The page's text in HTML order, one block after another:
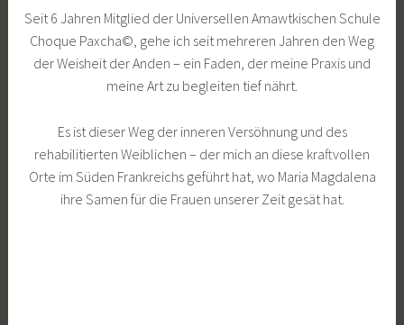
Seit 6 Jahren Mitglied der Universellen Amawtkischen Schule
Choque Paxcha©, gehe ich seit mehreren Jahren den Weg
der Weisheit der Anden – ein Faden, der meine Praxis und
meine Art zu begleiten tief nährt.
Es ist dieser Weg der inneren Versöhnung und des
rehabilitierten Weiblichen – der mich an diese kraftvollen
Orte im Süden Frankreichs geführt hat, wo Maria Magdalena
ihre Samen für die Frauen unserer Zeit gesät hat.